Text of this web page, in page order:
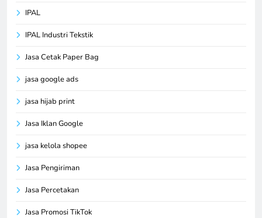
IPAL
IPAL Industri Tekstik
Jasa Cetak Paper Bag
jasa google ads
jasa hijab print
Jasa Iklan Google
jasa kelola shopee
Jasa Pengiriman
Jasa Percetakan
Jasa Promosi TikTok